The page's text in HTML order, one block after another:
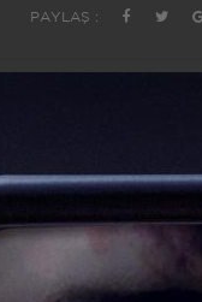
PAYLAŞ :